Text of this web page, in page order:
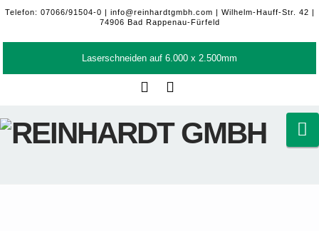
Telefon: 07066/91504-0 | info@reinhardtgmbh.com | Wilhelm-Hauff-Str. 42 |
74906 Bad Rappenau-Fürfeld
Laserschneiden auf 6.000 x 2.500mm